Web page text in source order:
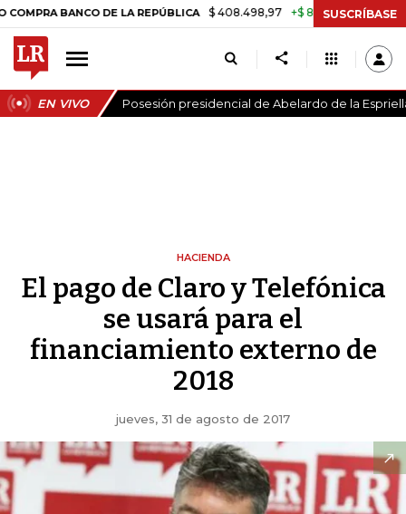
DE LA REPÚBLICA $ 408.498,97 +$ 8.753,81 +2,19% TASA
SUSCRÍBASE
EN VIVO Posesión presidencial de Abelardo de la
HACIENDA
El pago de Claro y Telefónica
se usará para el
financiamiento externo de
2018
jueves, 31 de agosto de 2017